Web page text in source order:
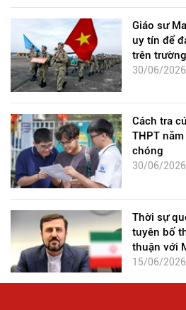
Giáo sư
uy tín để
trên
30/06/2026 |
Cách tra
THPT
chóng
30/06/2026 |
Thời sự
tuyên bố
thuận với
15/06/2026 |